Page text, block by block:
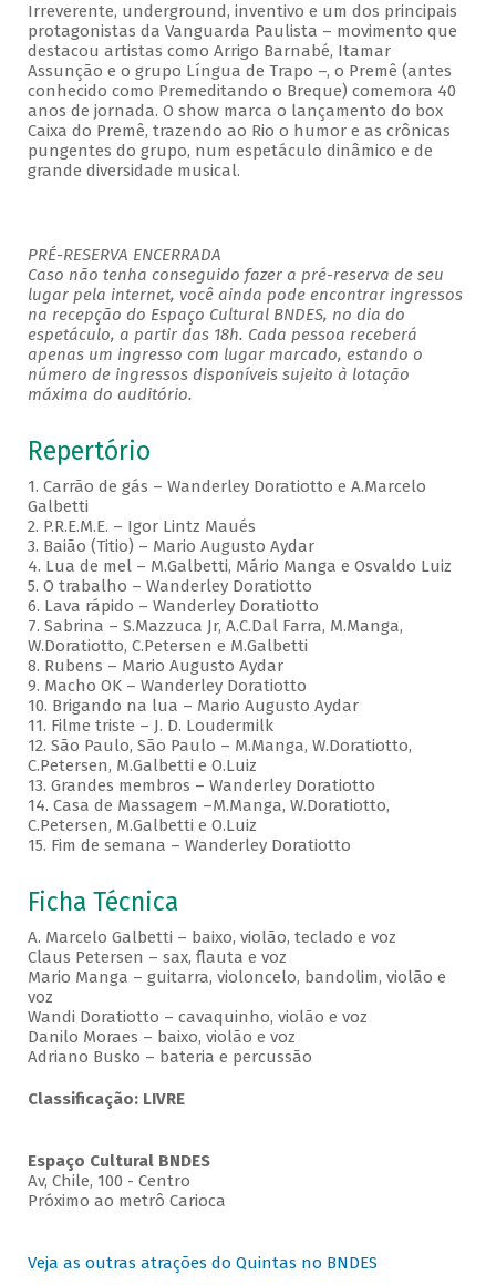
Irreverente, underground, inventivo e um dos principais
protagonistas da Vanguarda Paulista – movimento que
destacou artistas como Arrigo Barnabé, Itamar
Assunção e o grupo Língua de Trapo –, o Premê (antes
conhecido como Premeditando o Breque) comemora 40
anos de jornada. O show marca o lançamento do box
Caixa do Premê, trazendo ao Rio o humor e as crônicas
pungentes do grupo, num espetáculo dinâmico e de
grande diversidade musical.
PRÉ-RESERVA ENCERRADA
Caso não tenha conseguido fazer a pré-reserva de seu
lugar pela internet, você ainda pode encontrar ingressos
na recepção do Espaço Cultural BNDES, no dia do
espetáculo, a partir das 18h. Cada pessoa receberá
apenas um ingresso com lugar marcado, estando o
número de ingressos disponíveis sujeito à lotação
máxima do auditório.
Repertório
1. Carrão de gás – Wanderley Doratiotto e A.Marcelo
Galbetti
2. P.R.E.M.E. – Igor Lintz Maués
3. Baião (Titio) – Mario Augusto Aydar
4. Lua de mel – M.Galbetti, Mário Manga e Osvaldo Luiz
5. O trabalho – Wanderley Doratiotto
6. Lava rápido – Wanderley Doratiotto
7. Sabrina – S.Mazzuca Jr, A.C.Dal Farra, M.Manga,
W.Doratiotto, C.Petersen e M.Galbetti
8. Rubens – Mario Augusto Aydar
9. Macho OK – Wanderley Doratiotto
10. Brigando na lua – Mario Augusto Aydar
11. Filme triste – J. D. Loudermilk
12. São Paulo, São Paulo – M.Manga, W.Doratiotto,
C.Petersen, M.Galbetti e O.Luiz
13. Grandes membros – Wanderley Doratiotto
14. Casa de Massagem –M.Manga, W.Doratiotto,
C.Petersen, M.Galbetti e O.Luiz
15. Fim de semana – Wanderley Doratiotto
Ficha Técnica
A. Marcelo Galbetti – baixo, violão, teclado e voz
Claus Petersen – sax, flauta e voz
Mario Manga – guitarra, violoncelo, bandolim, violão e
voz
Wandi Doratiotto – cavaquinho, violão e voz
Danilo Moraes – baixo, violão e voz
Adriano Busko – bateria e percussão
Classificação: LIVRE
Espaço Cultural BNDES
Av, Chile, 100 - Centro
Próximo ao metrô Carioca
Veja as outras atrações do Quintas no BNDES